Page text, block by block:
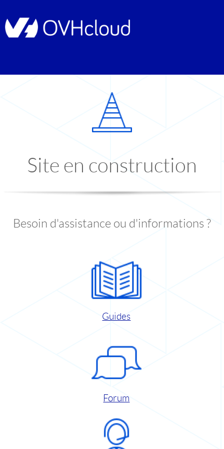
Site en construction
Besoin d'assistance ou d'informations ?
Guides
Forum